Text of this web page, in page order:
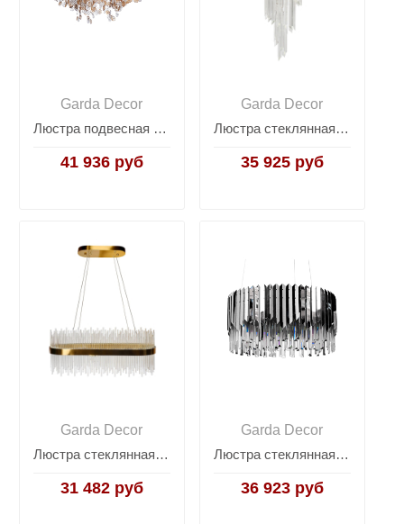
Garda Decor
Люстра подвесная "Монетки" стекло/металл шампань 86-8016/600
41 936 руб
Garda Decor
Люстра стеклянная 91GH-30031
35 925 руб
Garda Decor
Люстра стеклянная LED 62GDW-903-600
31 482 руб
Garda Decor
Люстра стеклянная (хром) 62GDW-8901-600CH
36 923 руб